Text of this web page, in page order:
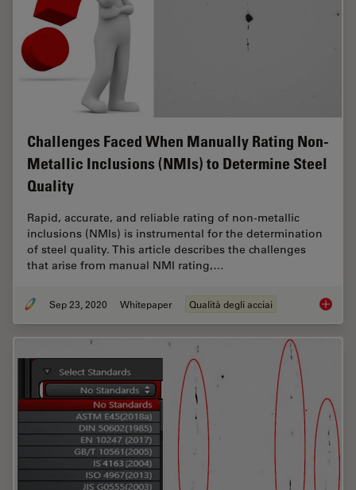
Challenges Faced When Manually Rating Non-
Metallic Inclusions (NMIs) to Determine Steel
Quality
Rapid, accurate, and reliable rating of non-metallic
inclusions (NMIs) is instrumental for the determination
of steel quality. This article describes the challenges
that arise from manual NMI rating,…
Sep 23, 2020 Whitepaper Qualità degli acciai